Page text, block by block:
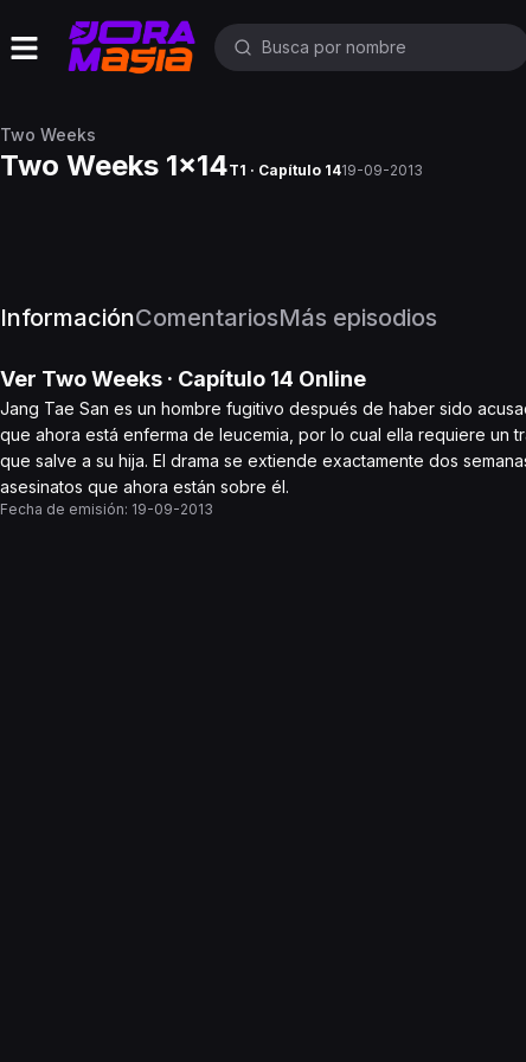
Two Weeks
Two Weeks 1x14T1 · Capítulo 1419-09-2013
InformaciónComentariosMás episodios
Ver Two Weeks · Capítulo 14 Online
Jang Tae San es un hombre fugitivo después de haber sido
que ahora está enferma de leucemia, por lo cual ella requiere un
que salve a su hija. El drama se extiende exactamente dos
asesinatos que ahora están sobre él.
Fecha de emisión: 19-09-2013